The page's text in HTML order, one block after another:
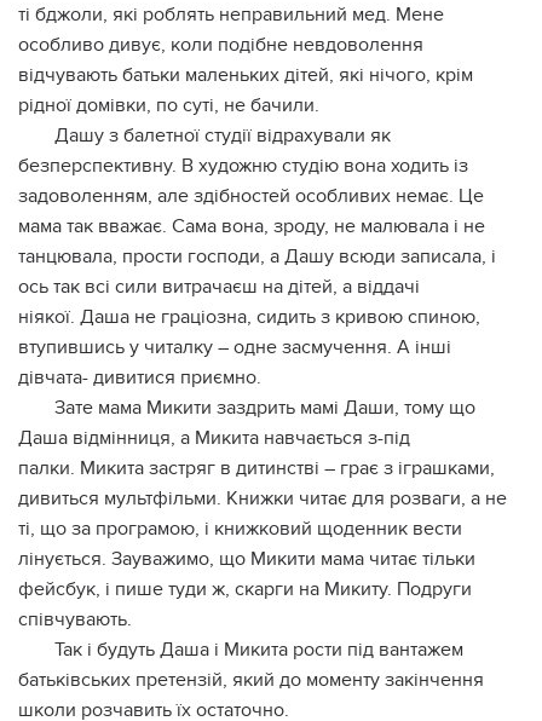
ті бджоли, які роблять неправильний мед. Мене
особливо дивує, коли подібне невдоволення
відчувають батьки маленьких дітей, які нічого, крім
рідної домівки, по суті, не бачили.
Дашу з балетної студії відрахували як
безперспективну. В художню студію вона ходить із
задоволенням, але здібностей особливих немає. Це
мама так вважає. Сама вона, зроду, не малювала і не
танцювала, прости господи, а Дашу всюди записала, і
ось так всі сили витрачаєш на дітей, а віддачі
ніякої. Даша не граціозна, сидить з кривою спиною,
втупившись у читалку – одне засмучення. А інші
дівчата- дивитися приємно.
Зате мама Микити заздрить мамі Даши, тому що
Даша відмінниця, а Микита навчається з-під
палки. Микита застряг в дитинстві – грає з іграшками,
дивиться мультфільми. Книжки читає для розваги, а не
ті, що за програмою, і книжковий щоденник вести
лінується. Зауважимо, що Микити мама читає тільки
фейсбук, і пише туди ж, скарги на Микиту. Подруги
співчувають.
Так і будуть Даша і Микита рости під вантажем
батьківських претензій, який до моменту закінчення
школи розчавить їх остаточно.